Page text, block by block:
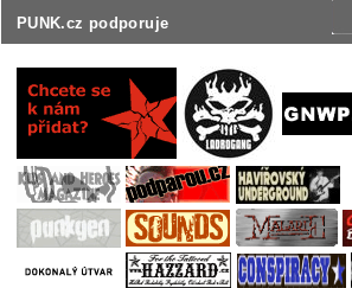
PUNK.cz podporuje